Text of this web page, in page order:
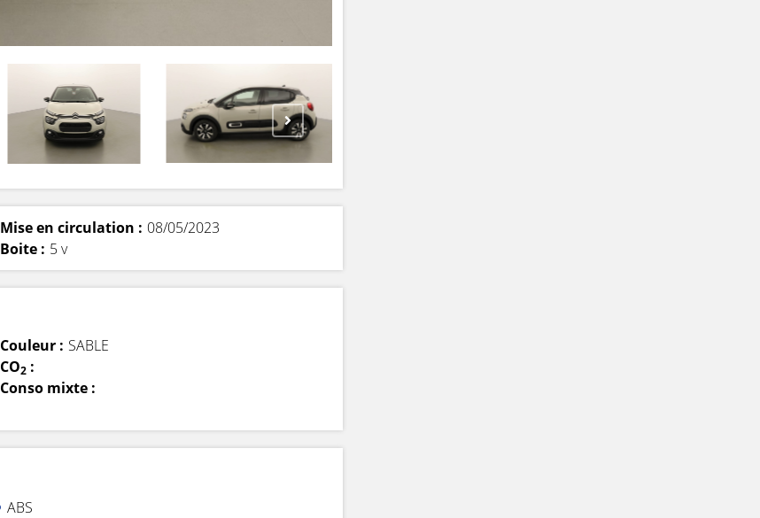
Mise en circulation : 08/05/2023
Boite : 5 v
Couleur : SABLE
CO2:
Conso mixte :
ABS